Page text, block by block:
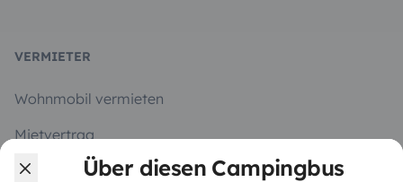
Über diesen Campingbus
VERMIETER
Wohnmobil vermieten
Mietvertrag
Mietversicherung